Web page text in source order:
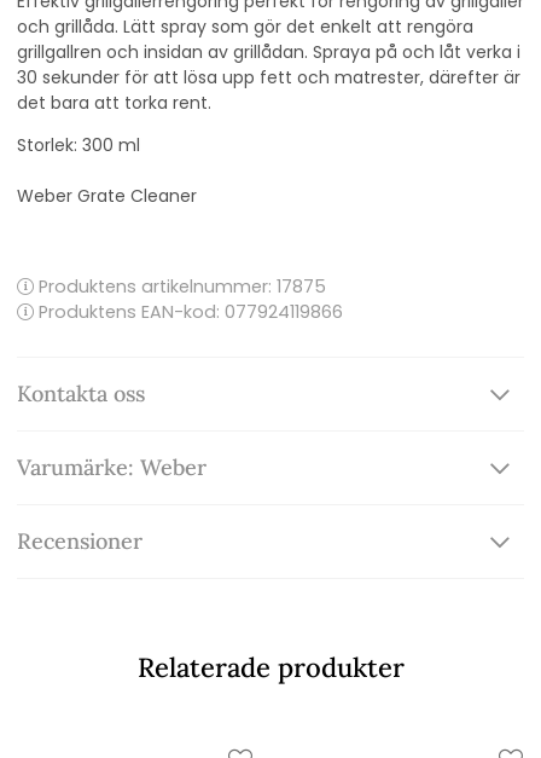
och grillåda. Lätt spray som gör det enkelt att rengöra
grillgallren och insidan av grillådan. Spraya på och låt verka i
30 sekunder för att lösa upp fett och matrester, därefter är
det bara att torka rent.
Storlek: 300 ml
Weber Grate Cleaner
Produktens artikelnummer: 17875
Produktens EAN-kod: 077924119866
Kontakta oss
Varumärke: Weber
Recensioner
Relaterade produkter